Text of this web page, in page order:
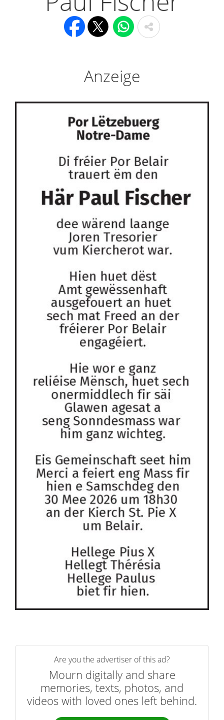
Anzeige
Are you the advertiser of this ad?
Mourn digitally and share
memories, texts, photos, and
videos with loved ones left behind.